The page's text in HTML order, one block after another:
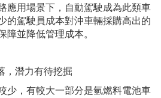
應用場景下，自動駕駛成為此類車
的駕駛員成本對沖車輛採購高出的
障並降低管理成本。
，潛力有待挖掘
少，有較大一部分是氫燃料電池車